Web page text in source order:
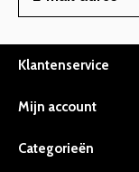
Klantenservice
Mijn account
Categorieën